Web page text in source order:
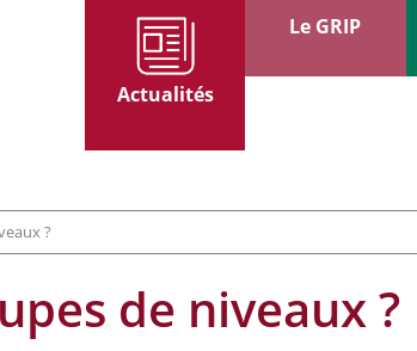
Actualités
Le GRIP
?
de niveaux ?